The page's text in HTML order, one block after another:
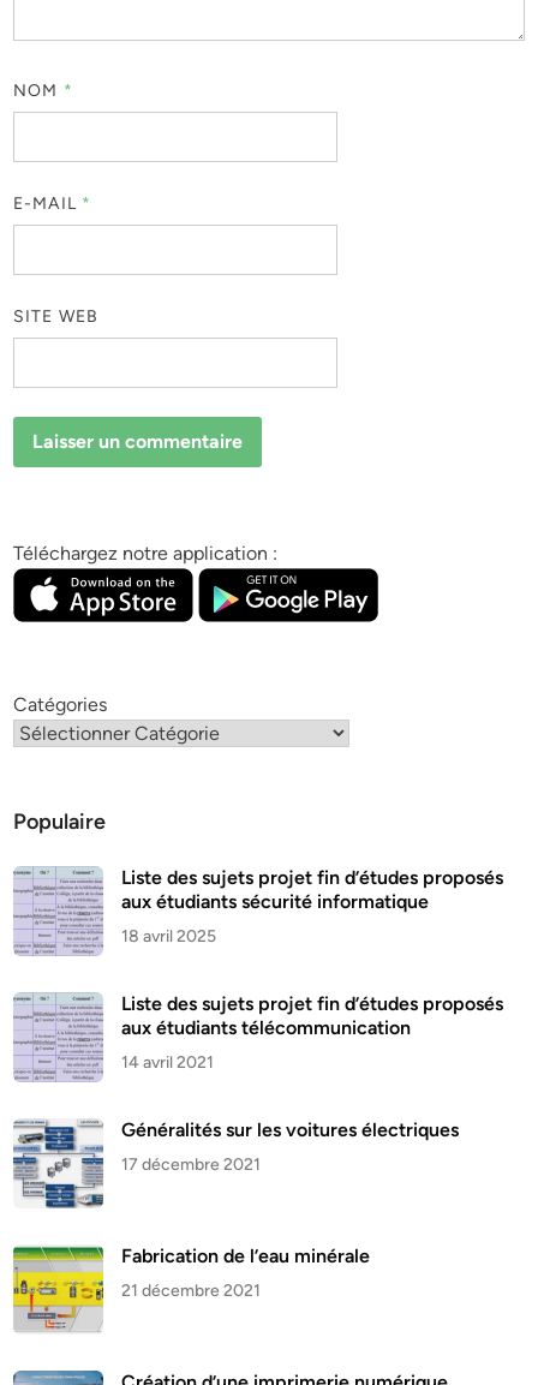
NOM *
E-MAIL *
SITE WEB
Téléchargez notre application :
Catégories
Populaire
Liste des sujets projet fin d’études proposés
aux étudiants sécurité informatique
18 avril 2025
Liste des sujets projet fin d’études proposés
aux étudiants télécommunication
14 avril 2021
Généralités sur les voitures électriques
17 décembre 2021
Fabrication de l’eau minérale
21 décembre 2021